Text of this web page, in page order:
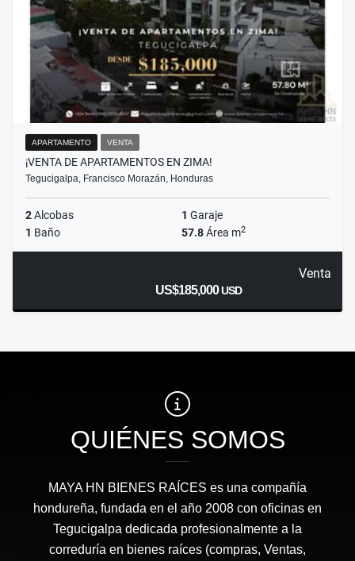
APARTAMENTO VENTA
¡VENTA DE APARTAMENTOS EN ZIMA!
Tegucigalpa, Francisco Morazán, Honduras
2Alcobas 1 Garaje
1 Baño 57.8Área m2
Venta
US$185,000USD
QUIÉNES SOMOS
MAYA HN BIENES RAÍCES​ es una compañía
hondureña, fundada en el año 2008 con oficinas en
Tegucigalpa dedicada profesionalmente a la
correduría en bienes raíces (compras, Ventas,